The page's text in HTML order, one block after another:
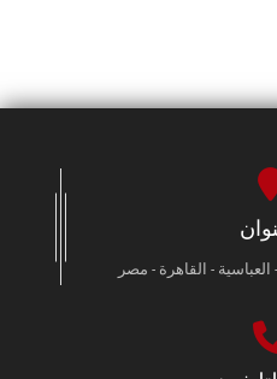
- القاهرة - مصر